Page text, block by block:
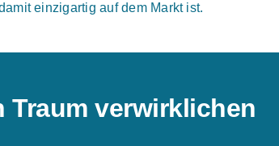
einzigartig auf dem Markt ist.
Traum verwirklichen